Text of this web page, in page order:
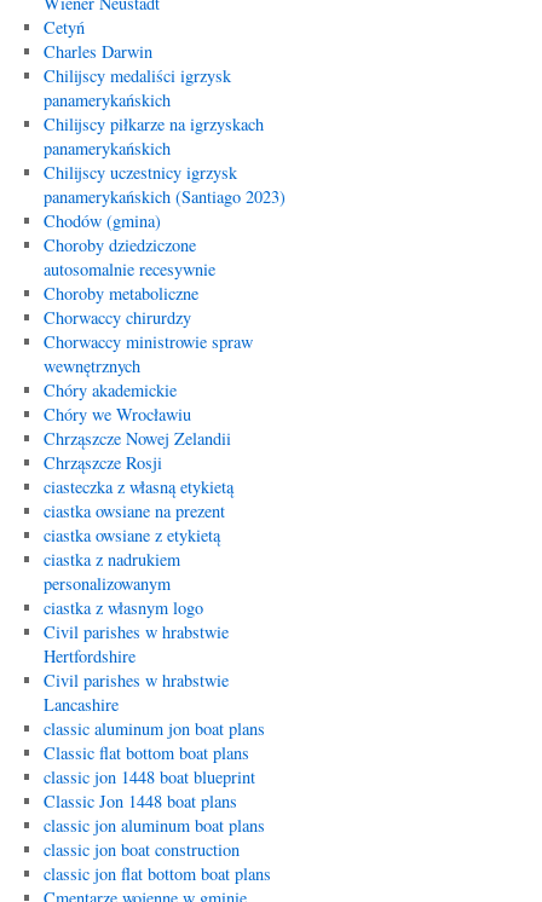
Cetyń
Charles Darwin
Chilijscy medaliści igrzysk
panamerykańskich
Chilijscy piłkarze na igrzyskach
panamerykańskich
Chilijscy uczestnicy igrzysk
panamerykańskich (Santiago 2023)
Chodów (gmina)
Choroby dziedziczone
autosomalnie recesywnie
Choroby metaboliczne
Chorwaccy chirurdzy
Chorwaccy ministrowie spraw
wewnętrznych
Chóry akademickie
Chóry we Wrocławiu
Chrząszcze Nowej Zelandii
Chrząszcze Rosji
ciasteczka z własną etykietą
ciastka owsiane na prezent
ciastka owsiane z etykietą
ciastka z nadrukiem
personalizowanym
ciastka z własnym logo
Civil parishes w hrabstwie
Hertfordshire
Civil parishes w hrabstwie
Lancashire
classic aluminum jon boat plans
Classic flat bottom boat plans
classic jon 1448 boat blueprint
Classic Jon 1448 boat plans
classic jon aluminum boat plans
classic jon boat construction
classic jon flat bottom boat plans